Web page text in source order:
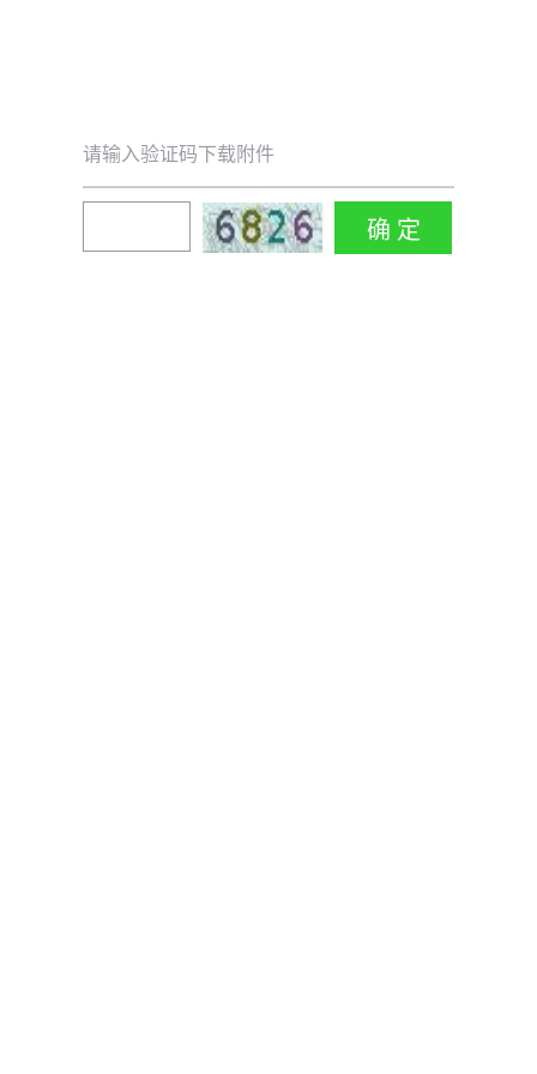
请输入验证码下载附件